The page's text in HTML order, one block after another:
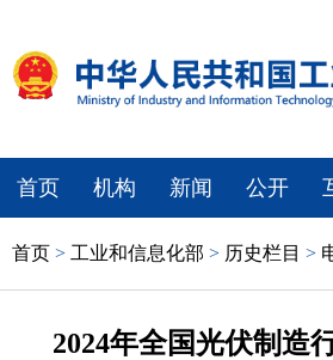
首页 机构 新闻 公开
首页 > 工业和信息化部 > 历史栏目 >
2024年全国光伏制造